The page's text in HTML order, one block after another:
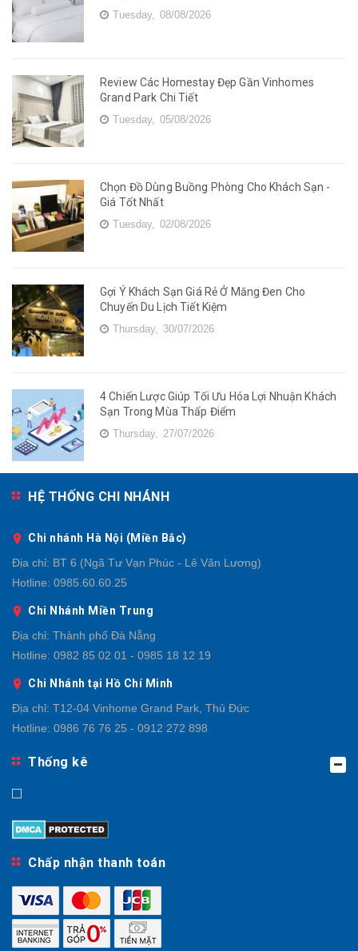
Tuesday, 08/08/2026
Review Các Homestay Đẹp Gần Vinhomes
Grand Park Chi Tiết
Tuesday, 05/08/2026
Chọn Đồ Dùng Buồng Phòng Cho Khách Sạn -
Giá Tốt Nhất
Tuesday, 02/08/2026
Gợi Ý Khách Sạn Giá Rẻ Ở Măng Đen Cho
Chuyến Du Lịch Tiết Kiệm
Thursday, 30/07/2026
4 Chiến Lược Giúp Tối Ưu Hóa Lợi Nhuận Khách
Sạn Trong Mùa Thấp Điểm
Thursday, 27/07/2026
HỆ THỐNG CHI NHÁNH
Chi nhánh Hà Nội (Miền Bắc)
Địa chỉ: BT 6 (Ngã Tư Vạn Phúc - Lê Văn Lương)
Hotline: 0985.60.60.25
Chi Nhánh Miền Trung
Địa chỉ: Thành phố Đà Nẵng
Hotline: 0982 85 02 01 - 0985 18 12 19
Chi Nhánh tại Hồ Chí Minh
Địa chỉ: T12-04 Vinhome Grand Park, Thủ Đức
Hotline: 0986 76 76 25 - 0912 272 898
Thống kê
Chấp nhận thanh toán